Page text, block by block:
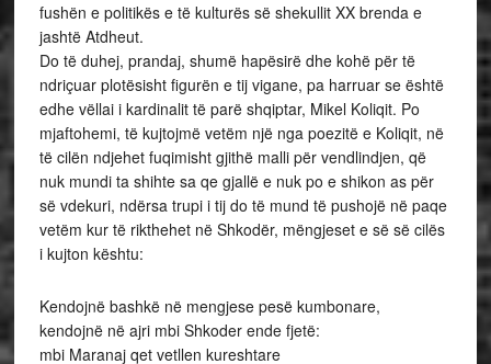
fushën e politikës e të kulturës së shekullit XX brenda e
jashtë Atdheut.
Do të duhej, prandaj, shumë hapësirë dhe kohë për të
ndriçuar plotësisht figurën e tij vigane, pa harruar se është
edhe vëllai i kardinalit të parë shqiptar, Mikel Koliqit. Po
mjaftohemi, të kujtojmë vetëm një nga poezitë e Koliqit, në
të cilën ndjehet fuqimisht gjithë malli për vendlindjen, që
nuk mundi ta shihte sa qe gjallë e nuk po e shikon as për
së vdekuri, ndërsa trupi i tij do të mund të pushojë në paqe
vetëm kur të rikthehet në Shkodër, mëngjeset e së së cilës
i kujton kështu:
Kendojnë bashkë në mengjese pesë kumbonare,
kendojnë në ajri mbi Shkoder ende fjetë:
mbi Maranaj qet vetllen kureshtare